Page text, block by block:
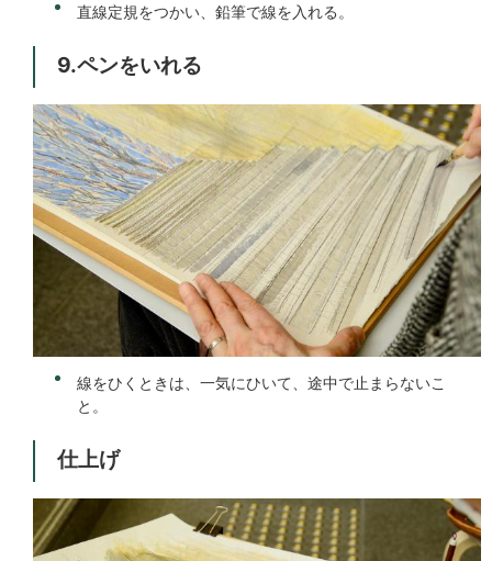
直線定規をつかい、鉛筆で線を入れる。
9.ペンをいれる
線をひくときは、一気にひいて、途中で止まらないこ
と。
仕上げ